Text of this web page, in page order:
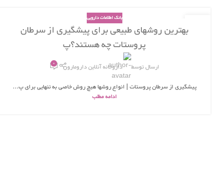
بانک اطلاعات دارویی
بهترین روشهای طبیعی برای پیشگیری از سرطان
پروستات چه هستند؟پ
ارسال توسط داروخانه آنلاین دارومارو 0
پیشگیری از سرطان پروستات | انواع روشها هیچ روش خاصی به تنهایی برای پ...
ادامه مطلب